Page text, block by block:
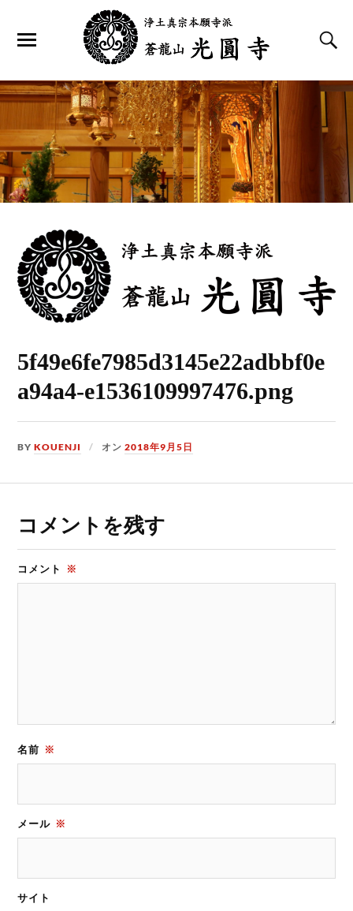
5f49e6fe7985d3145e22adbbf0e
a94a4-e1536109997476.png
BYKOUENJI オン2018年9月5日
コメントを残す
コメント ※
名前 ※
メール ※
サイト